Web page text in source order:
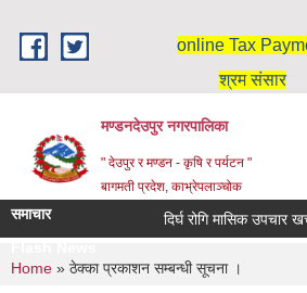
online Tax
श्रम संसार
मण्डनदेउपुर नगरपालिका
" देउपुर र मण्डन - कृषि र पर्यटन "
बागमती प्रदेश, काभ्रेपलाञ्चोक
समाचार दिर्घ रोगि मासिक उपचार
You are here
Home » ठेक्का प्रकाशन सम्बन्धी सूचना ।